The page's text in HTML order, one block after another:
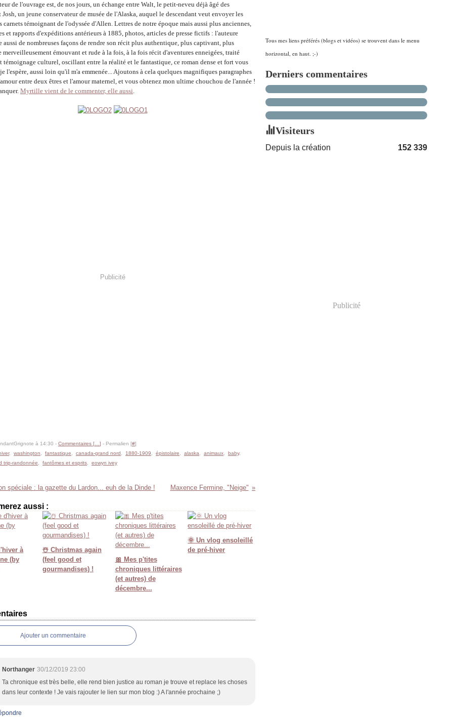
de l'ouvrage est, de nos jours, un échange entre Walt, le petit-neveu déjà âgé des
Josh, un jeune conservateur de musée de l'Alaska, auquel le descendant veut envoyer les
carnets témoignant de l'odyssée d'Allen. Lettres de notre époque mais aussi plus anciennes,
et rapports d'expéditions antérieurs à 1885, photos, articles de presse fictifs : l'auteure
aussi de nombreuses façons de rendre son récit plus authentique, plus captivant, plus
merveilleusement émouvant et rude à la fois, à la fois récit d'aventures enneigées, traité
témoignage culturel, oscillant entre la réalité et le fantastique, ce roman dense et fort vous
l'espère, aussi loin qu'il m'a emmenée... Ajoutons à cela quelques magnifiques paragraphes
entre deux êtres et l'amour maternel, et vous obtenez mon ultime chouchou de l'année !
Myrtille vient de le commenter, elle aussi.
Publicité
à 14:30 -Commentaires [ …] - Permalien [#]
,washington ,fantastique ,canada-grand nord 1880-1909 ,épistolaire ,alaska ,animaux ,baby,
trip-randonnée ,fantômes et esprits ,eowyn ivey
spéciale : la gazette du Lardon... euh de la Dinde ! Maxence Fermine, "Neige"
aussi :
à
(by
☃️ Christmas again
(feel good et
gourmandises) !
🎀 Mes p'tites
chroniques littéraires
(et autres) de
décembre...
🌞 Un vlog ensoleillé
de pré-hiver
Ajouter un commentaire
Northanger 30/12/2019 23:00
Ta chronique est très belle, elle rend bien justice au roman je trouve et replace les choses
dans leur contexte ! Je vais rajouter le lien sur mon blog :) A l'année prochaine ;)
Tous mes liens préférés (blogs et vidéos) se trouvent dans le menu
horizontal, en haut. ;-)
Derniers commentaires
Visiteurs
Depuis la création 152 339
Publicité